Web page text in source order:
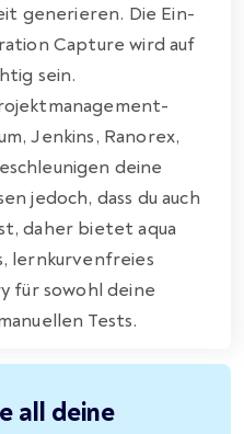
generieren. Die Ein-
Capture wird auf
sein.
Jenkins, Ranorex,
deine
jedoch, dass du auch
daher bietet aqua
lernkurvenfreies
für sowohl deine
Tests.
all deine